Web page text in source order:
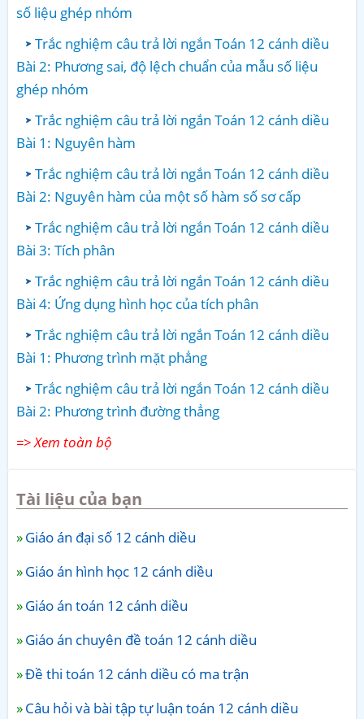
số liệu ghép nhóm
Trắc nghiệm câu trả lời ngắn Toán 12 cánh diều
Bài 2: Phương sai, độ lệch chuẩn của mẫu số liệu
ghép nhóm
Trắc nghiệm câu trả lời ngắn Toán 12 cánh diều
Bài 1: Nguyên hàm
Trắc nghiệm câu trả lời ngắn Toán 12 cánh diều
Bài 2: Nguyên hàm của một số hàm số sơ cấp
Trắc nghiệm câu trả lời ngắn Toán 12 cánh diều
Bài 3: Tích phân
Trắc nghiệm câu trả lời ngắn Toán 12 cánh diều
Bài 4: Ứng dụng hình học của tích phân
Trắc nghiệm câu trả lời ngắn Toán 12 cánh diều
Bài 1: Phương trình mặt phẳng
Trắc nghiệm câu trả lời ngắn Toán 12 cánh diều
Bài 2: Phương trình đường thẳng
=> Xem toàn bộ
Tài liệu của bạn
Giáo án đại số 12 cánh diều
Giáo án hình học 12 cánh diều
Giáo án toán 12 cánh diều
Giáo án chuyên đề toán 12 cánh diều
Đề thi toán 12 cánh diều có ma trận
Câu hỏi và bài tập tự luận toán 12 cánh diều